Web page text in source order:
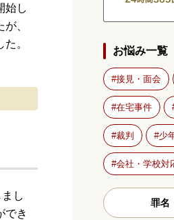
始し
、
。
し
でき
お悩み一覧
接見・面会
在宅事件
裁判 少
会社・学校対
罪名